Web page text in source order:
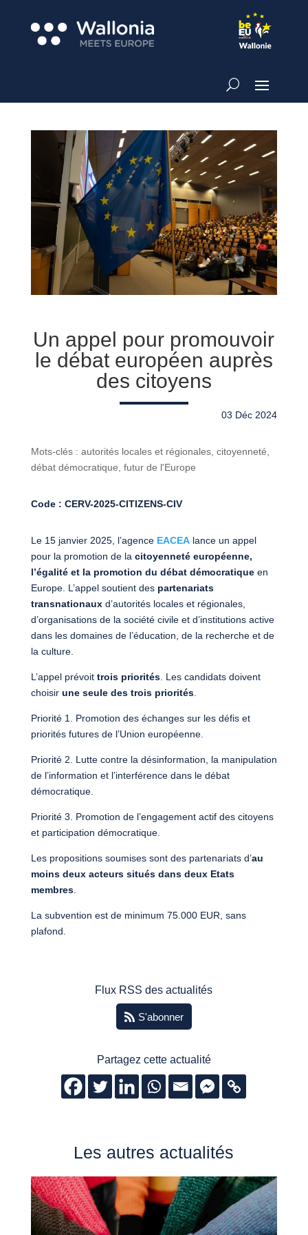
Un appel pour promouvoir
le débat européen auprès
des citoyens
03 Déc 2024
Mots-clés : autorités locales et régionales, citoyenneté,
débat démocratique, futur de l'Europe
Code : CERV-2025-CITIZENS-CIV
Le 15 janvier 2025, l’agence EACEAlance un appel
pour la promotion de la citoyenneté européenne,
l’égalité et la promotion du débat démocratiqueen
Europe. L’appel soutient des partenariats
transnationauxd’autorités locales et régionales,
d’organisations de la société civile et d’institutions active
dans les domaines de l’éducation, de la recherche et de
la culture.
L’appel prévoit trois priorités. Les candidats doivent
choisir une seule des trois priorités.
Priorité 1. Promotion des échanges sur les défis et
priorités futures de l’Union européenne.
Priorité 2. Lutte contre la désinformation, la manipulation
de l’information et l’interférence dans le débat
démocratique.
Priorité 3. Promotion de l’engagement actif des citoyens
et participation démocratique.
Les propositions soumises sont des partenariats d’au
moins deux acteurs situés dans deux Etats
membres.
La subvention est de minimum 75.000 EUR, sans
plafond.
Flux RSS des actualités
S'abonner
Partagez cette actualité
Les autres actualités